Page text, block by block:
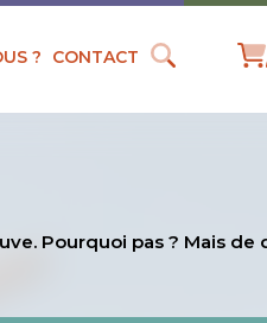
? CONTACT
Pourquoi pas ? Mais de